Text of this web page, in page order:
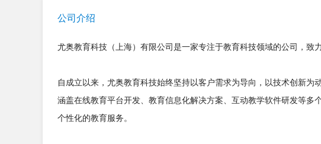
公司介绍
尤奥教育科技（上海）有限公司是一家专注于教育科技领域的公司，致
自成立以来，尤奥教育科技始终坚持以客户需求为导向，以技术创新
涵盖在线教育平台开发、教育信息化解决方案、互动教学软件研发等多
个性化的教育服务。